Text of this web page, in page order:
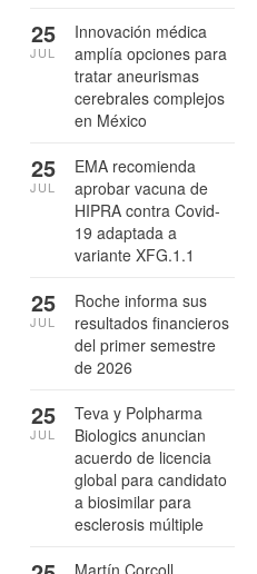
Innovación médica
amplía opciones para
tratar aneurismas
cerebrales complejos
en México
25
JUL
EMA recomienda
aprobar vacuna de
HIPRA contra Covid-
19 adaptada a
variante XFG.1.1
25
JUL
Roche informa sus
resultados financieros
del primer semestre
de 2026
25
JUL
Teva y Polpharma
Biologics anuncian
acuerdo de licencia
global para candidato
a biosimilar para
esclerosis múltiple
25
JUL
Martín Corcoll